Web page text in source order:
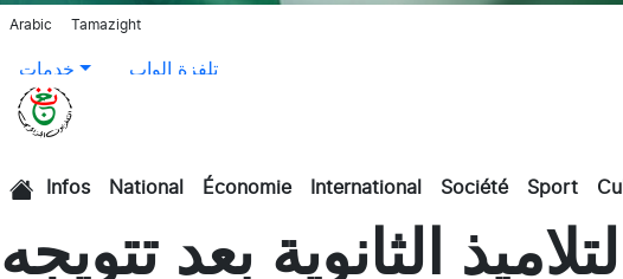
Arabic Tamazight
خدمات تلفزة الواب
Infos National Économie International Société Sport
الثانوية بعد تتويجه